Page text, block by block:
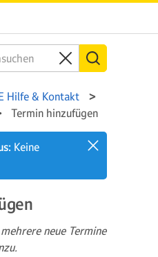
Hilfe & Kontakt
Termin hinzufügen
Keine
neue Termine